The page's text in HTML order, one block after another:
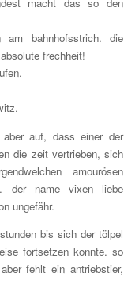
bahnhofsstrich. die
frechheit!
auf, dass einer der
die zeit vertrieben, sich
amourösen
der name vixen liebe
ungefähr.
bis sich der tölpel
fortsetzen konnte. so
fehlt ein antriebstier,